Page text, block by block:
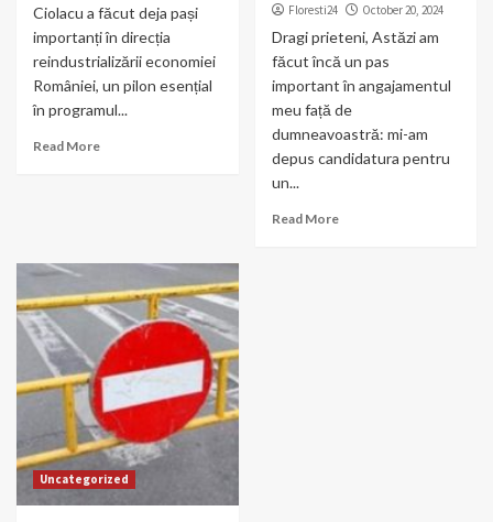
Ciolacu a făcut deja pași
importanți în direcția
reindustrializării economiei
României, un pilon esențial
în programul...
Read More
Floresti24 October 20, 2024
Dragi prieteni, Astăzi am
făcut încă un pas
important în angajamentul
meu față de
dumneavoastră: mi-am
depus candidatura pentru
un...
Read More
Uncategorized